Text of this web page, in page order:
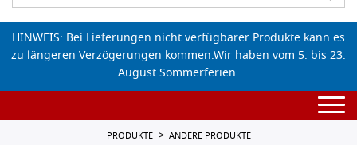
HINWEIS: Bei Lieferungen nicht verfügbarer Produkte kann es
zu längeren Verzögerungen kommen.Wir haben vom 5. bis 23.
August Sommerferien.
PRODUKTE
ANDERE PRODUKTE